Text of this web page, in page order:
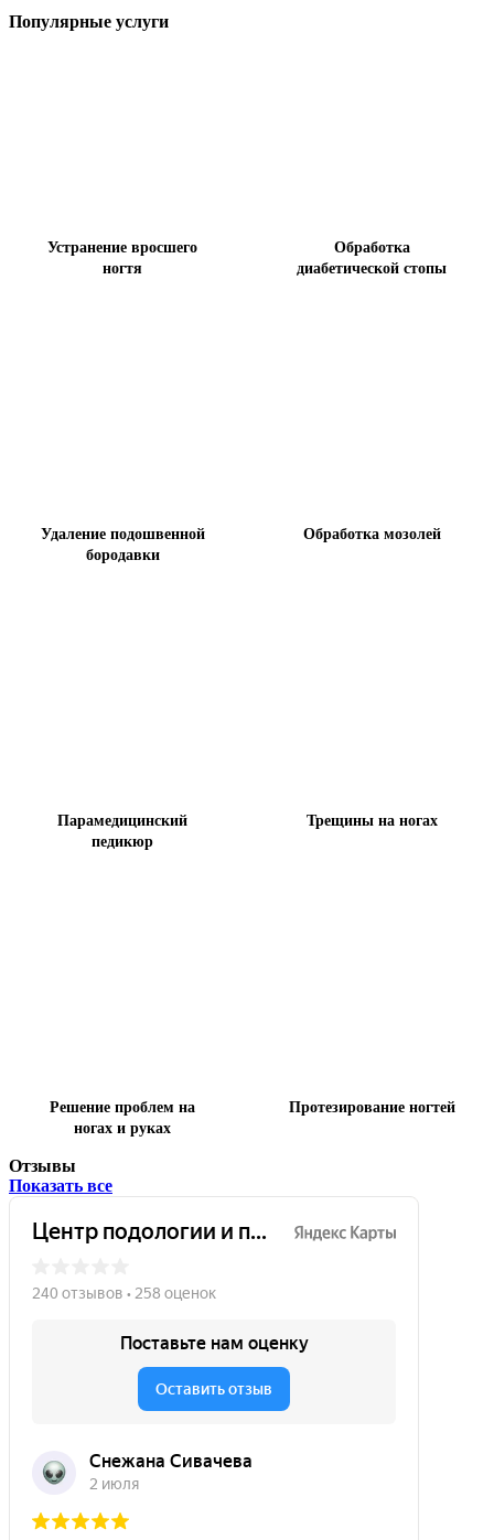
Популярные услуги
Устранение вросшего
ногтя
Обработка
диабетической стопы
Удаление подошвенной
бородавки
Обработка мозолей
Парамедицинский
педикюр
Трещины на ногах
Решение проблем на
ногах и руках
Протезирование ногтей
Отзывы
Показать все